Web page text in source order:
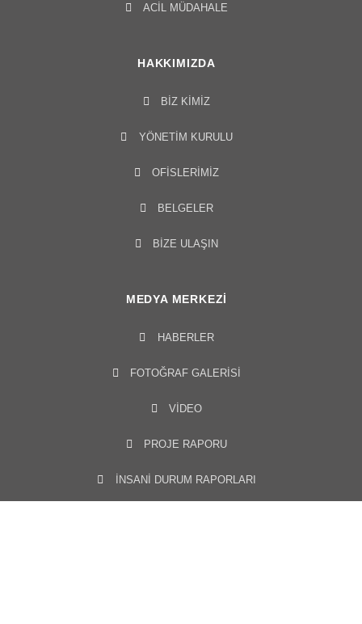
ACIL MÜDAHALE
HAKKIMIZDA
BIZ KIMIZ
YÖNETIM KURULU​
OFISLERIMIZ
BELGELER
BİZE ULAŞIN
MEDYA MERKEZI
HABERLER
FOTOĞRAF GALERISI
VIDEO
PROJE RAPORU
İNSANİ DURUM RAPORLARI